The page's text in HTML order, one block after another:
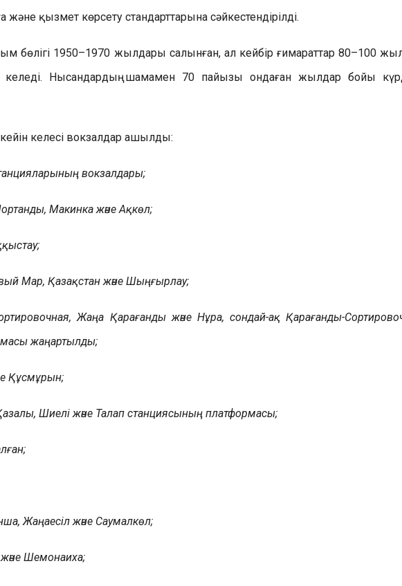
қызмет көрсету стандарттарына сәйкестендірілді.
бөлігі 1950–1970 жылдары салынған, ал кейбір ғимараттар 80–100
Нысандардың шамамен 70 пайызы ондаған жылдар бойы
келесі вокзалдар ашылды:
вокзалдары;
Макинка және Ақкөл;
Мар, Қазақстан және Шыңғырлау;
Жаңа Қарағанды және Нұра, сондай-ақ Қарағанды-
жаңартылды;
Құсмұрын;
Шиелі және Талап станциясының платформасы;
Жаңаесіл және Саумалкөл;
Шемонаиха;